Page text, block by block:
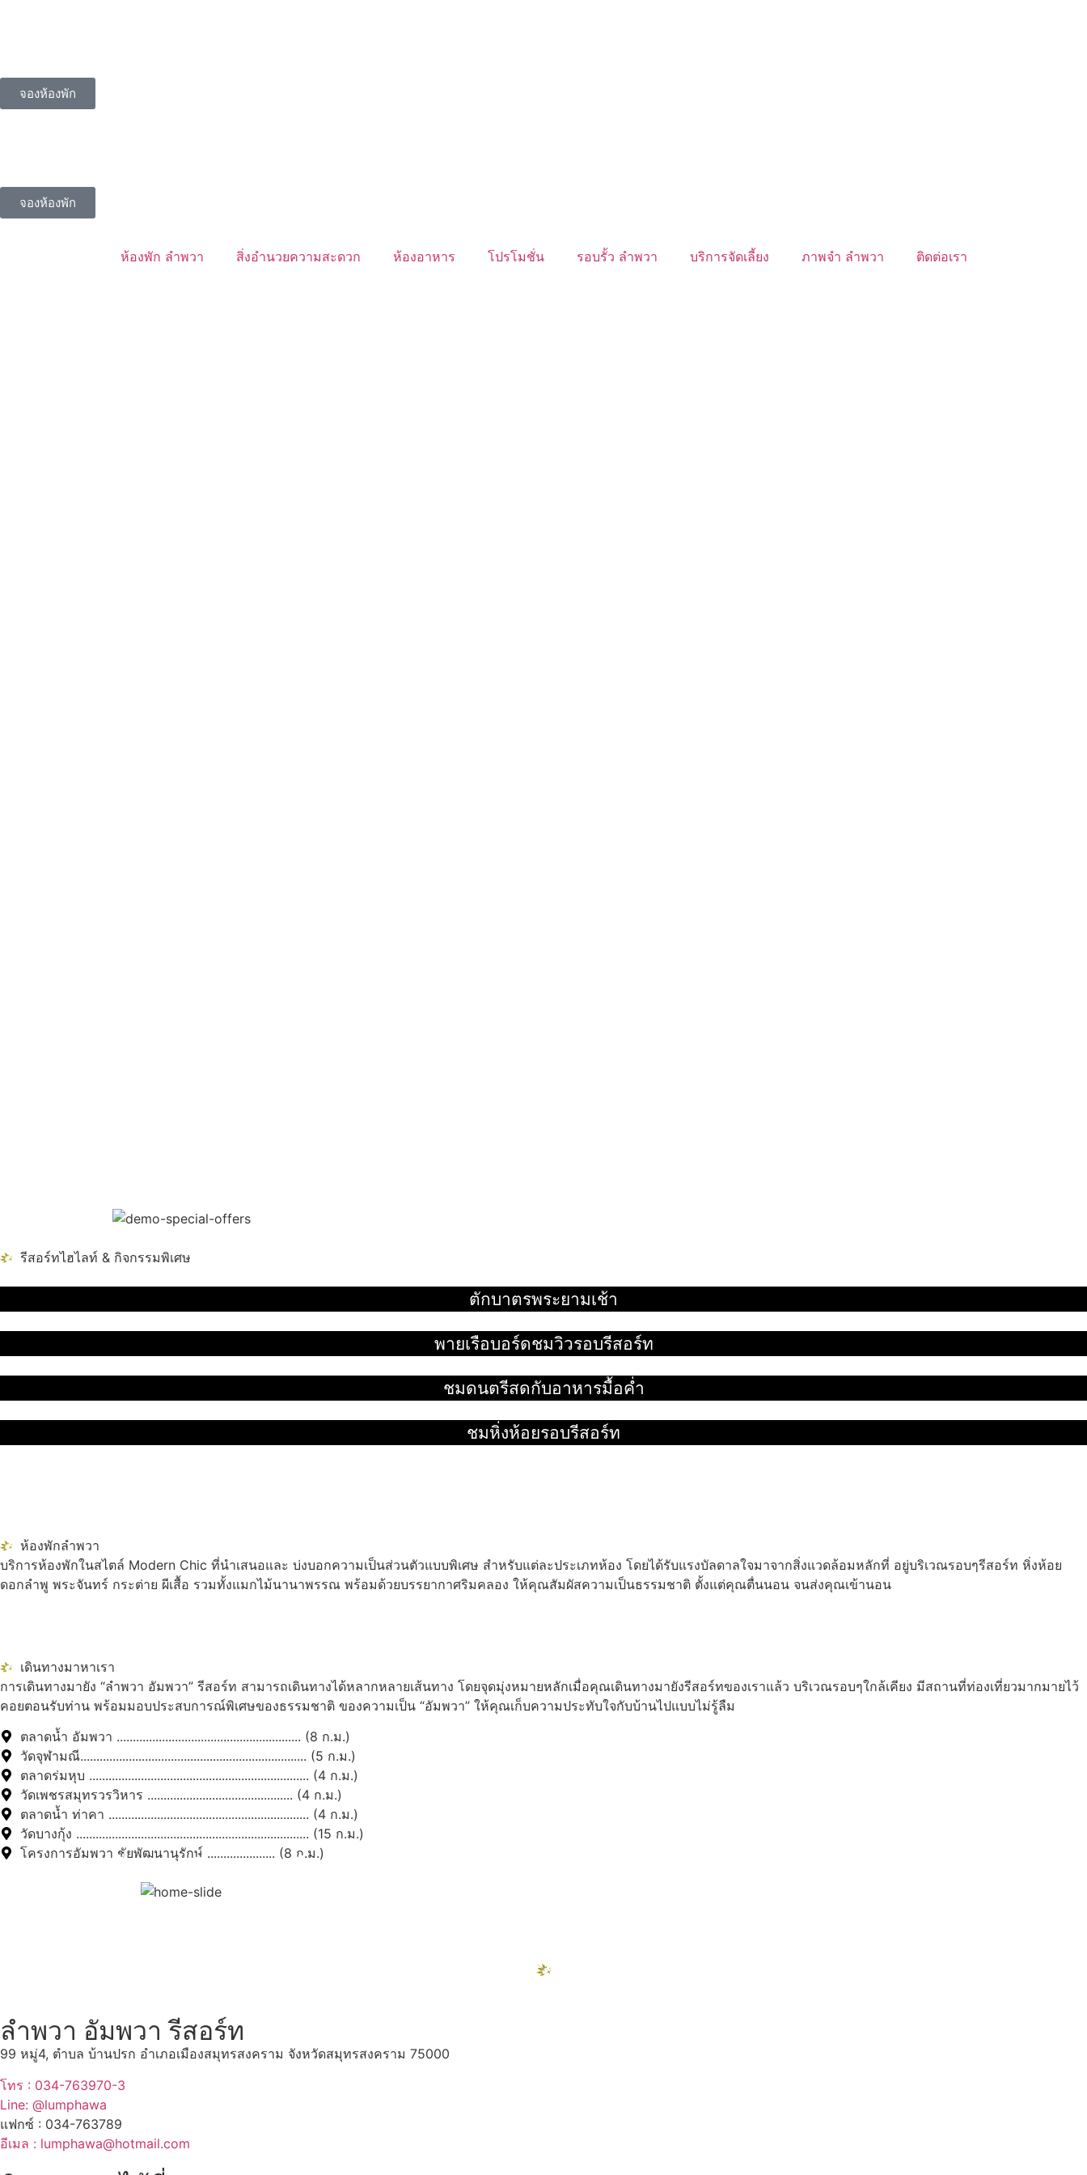
จองห้องพัก
จองห้องพัก
ห้องพัก ลำพวา สิ่งอำนวยความสะดวก ห้องอาหาร โปรโมชั่น รอบรั้ว ลำพวา บริการจัดเลี้ยง ภาพจำ ลำพวา ติดต่อเรา
รีสอร์ทไฮไลท์ & กิจกรรมพิเศษ
ตักบาตรพระยามเช้า
พายเรือบอร์ดชมวิวรอบรีสอร์ท
ชมดนตรีสดกับอาหารมื้อค่ำ
ชมหิ่งห้อยรอบรีสอร์ท
ห้องพักลำพวา
บริการห้องพักในสไตล์ Modern Chic ที่นำเสนอและ บ่งบอกความเป็นส่วนตัวแบบพิเศษ สำหรับแต่ละประเภทห้อง โดยได้รับแรงบัลดาลใจมาจากสิ่งแวดล้อมหลักที่ อยู่บริเวณรอบๆรีสอร์ท หิ่งห้อย
ดอกลำพู พระจันทร์ กระต่าย ผีเสื้อ รวมทั้งแมกไม้นานาพรรณ พร้อมด้วยบรรยากาศริมคลอง ให้คุณสัมผัสความเป็นธรรมชาติ ตั้งแต่คุณตื่นนอน จนส่งคุณเข้านอน
เดินทางมาหาเรา
การเดินทางมายัง “ลำพวา อัมพวา” รีสอร์ท สามารถเดินทางได้หลากหลายเส้นทาง โดยจุดมุ่งหมายหลักเมื่อคุณเดินทางมายังรีสอร์ทของเราแล้ว บริเวณรอบๆใกล้เคียง มีสถานที่ท่องเที่ยวมากมายไว้
คอยตอนรับท่าน พร้อมมอบประสบการณ์พิเศษของธรรมชาติ ของความเป็น “อัมพวา” ให้คุณเก็บความประทับใจกับบ้านไปแบบไม่รู้ลืม
ตลาดน้ำ อัมพวา ......................................................... (8 ก.ม.)
วัดจุฬามณี...................................................................... (5 ก.ม.)
ตลาดร่มหุบ .................................................................... (4 ก.ม.)
วัดเพชรสมุทรวรวิหาร ............................................. (4 ก.ม.)
ตลาดน้ำ ท่าคา .............................................................. (4 ก.ม.)
วัดบางกุ้ง ........................................................................ (15 ก.ม.)
โครงการอัมพวา ชัยพัฒนานุรักษ์ ..................... (8 ก.ม.)
สถานที่ท่องเที่ยวรอบรีสอร์ท
ลำพวา อัมพวา รีสอร์ท
99 หมู่4, ตำบล บ้านปรก อำเภอเมืองสมุทรสงคราม จังหวัดสมุทรสงคราม 75000
โทร : 034-763970-3
Line: @lumphawa
แฟกซ์ : 034-763789
อีเมล : lumphawa@hotmail.com